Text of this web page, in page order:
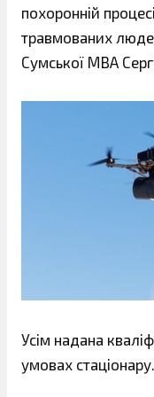
похоронній
травмованих
Сумської МВА
Усім надана
умовах стаціонару.